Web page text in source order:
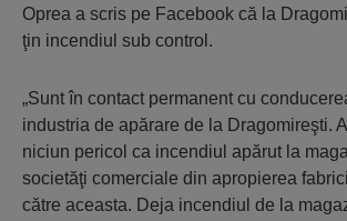
Oprea a scris pe Facebook că la
ţin incendiul sub control.
„Sunt în contact permanent cu
industria de apărare de la Dragomireşti.
niciun pericol ca incendiul apărut la
societăţi comerciale din apropierea
către aceasta. Deja incendiul de la